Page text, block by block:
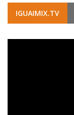
IGUAIMIX.TV